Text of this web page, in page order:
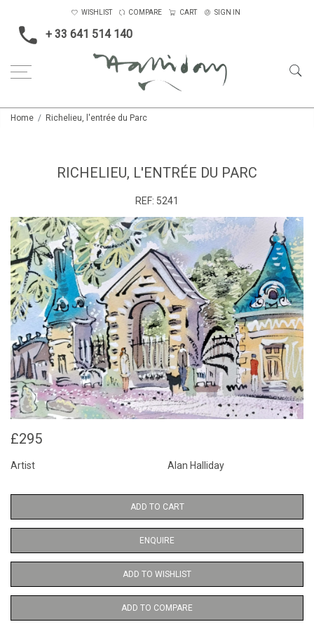
+ 33 641 514 140
WISHLIST COMPARE CART SIGN IN
Home Richelieu, l'entrée du Parc
RICHELIEU, L'ENTRÉE DU PARC
REF: 5241
£295
Artist Alan Halliday
ADD TO CART
ENQUIRE
ADD TO WISHLIST
ADD TO COMPARE